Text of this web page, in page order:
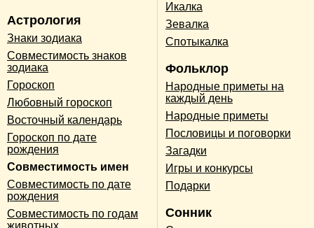
Астрология
Знаки зодиака
Совместимость знаков
зодиака
Гороскоп
Любовный гороскоп
Восточный календарь
Гороскоп по дате
рождения
Совместимость имен
Совместимость по дате
рождения
Совместимость по годам
животных
Икалка
Зевалка
Спотыкалка
Фольклор
Народные приметы на
каждый день
Народные приметы
Пословицы и поговорки
Загадки
Игры и конкурсы
Подарки
Сонник